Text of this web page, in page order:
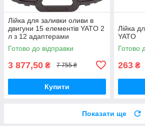
Лійка для заливки оливи в
двигуни 15 елементів YATO 2
л з 12 адаптерами
Готово до відправки
3 877,50 ₴ 7 755 ₴
Купити
Лійка
YATO
Готово
263 ₴
Показати ще